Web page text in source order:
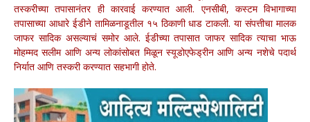
तस्करीच्या तपासानंतर ही कारवाई करण्यात आली. एनसीबी, कस्टम विभागाच्या
तपासाच्या आधारे ईडीने तामिळनाडूतील १५ ठिकाणी धाड टाकली. या संपत्तीचा मालक
जाफर सादिक असल्याचं समोर आले. ईडीच्या तपासात जाफर सादिक त्याचा भाऊ
मोहम्मद सलीम आणि अन्य लोकांसोबत मिळून स्यूडोएफेड्रीन आणि अन्य नशेचे पदार्थ
निर्यात आणि तस्करी करण्यात सहभागी होते.